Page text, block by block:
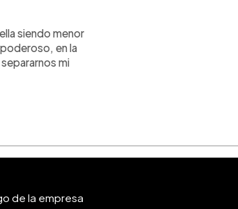
siendo menor
en la
mi